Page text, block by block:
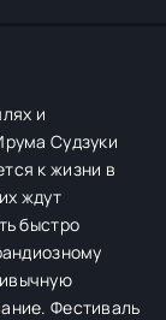
и
Судзуки
к жизни в
ждут
быстро
Фестиваль